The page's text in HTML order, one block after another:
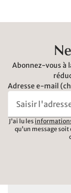
Abonnez-vous à
Adresse e-mail
J'ai lu les
qu'un message